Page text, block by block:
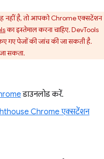
नहीं है, तो आपको Chrome एक्सटेंशन
का इस्तेमाल करना चाहिए. DevTools
गए पेजों की जांच की जा सकती है.
सकता.
डाउनलोड करें.
Chrome एक्सटेंशन